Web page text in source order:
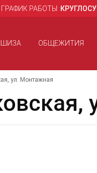
ГРАФИК РАБОТЫ:
ОБЩЕЖИТИЯ
ул. Монтажная